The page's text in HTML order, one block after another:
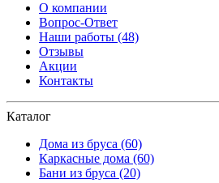
О компании
Вопрос-Ответ
Наши работы (48)
Отзывы
Акции
Контакты
Каталог
Дома из бруса (60)
Каркасные дома (60)
Бани из бруса (20)